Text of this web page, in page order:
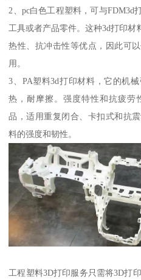
2、pc白色工程塑料，可与FDM3d
工具或者产品零件。这种3d打印
热性、抗冲击性等优点，因此可
用。
3、PA塑料3d打印材料，它的机
热，耐摩擦。强度特性和抗疲劳
品，适用重复闭合、卡扣式和抗
料的强度和韧性。
工程塑料3D打印服务只需将3D打